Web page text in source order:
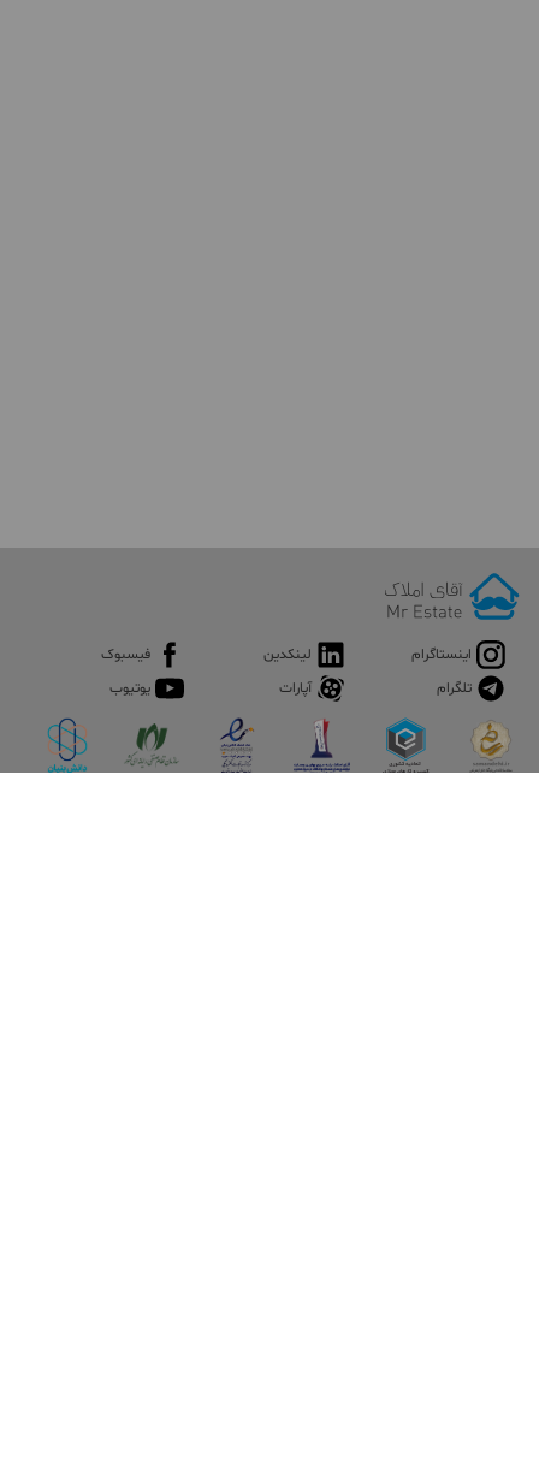
اینستاگرام لینکدین
فیسبوک
تلگرام
آپارات یوتیوب